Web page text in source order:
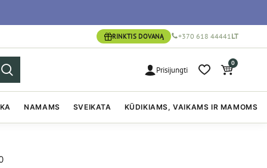
RINKTIS DOVANĄ +370 618 44441LT
Prisijungti
0
NAMAMS SVEIKATA KŪDIKIAMS, VAIKAMS IR MAMOMS